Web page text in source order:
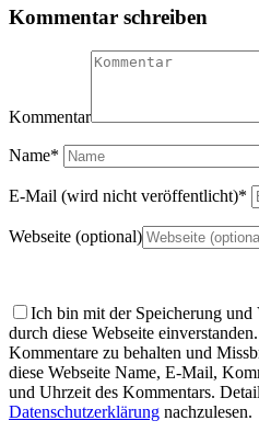
Kommentar schreiben
Kommentar
Name*
E-Mail (wird nicht veröffentlicht)*
Webseite (optional)
Ich bin mit der Speicherung und
durch diese Webseite einverstanden.
Kommentare zu behalten und
diese Webseite Name, E-Mail,
und Uhrzeit des Kommentars.
Datenschutzerklärung nachzulesen.